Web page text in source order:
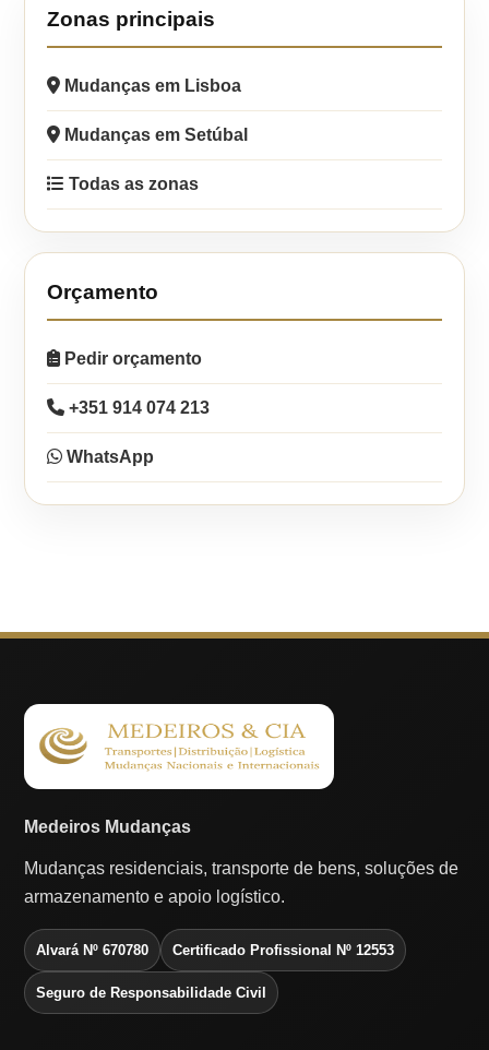
Zonas principais
Mudanças em Lisboa
Mudanças em Setúbal
Todas as zonas
Orçamento
Pedir orçamento
+351 914 074 213
WhatsApp
Medeiros Mudanças
Mudanças residenciais, transporte de bens, soluções de
armazenamento e apoio logístico.
Alvará Nº 670780 Certificado Profissional Nº 12553
Seguro de Responsabilidade Civil